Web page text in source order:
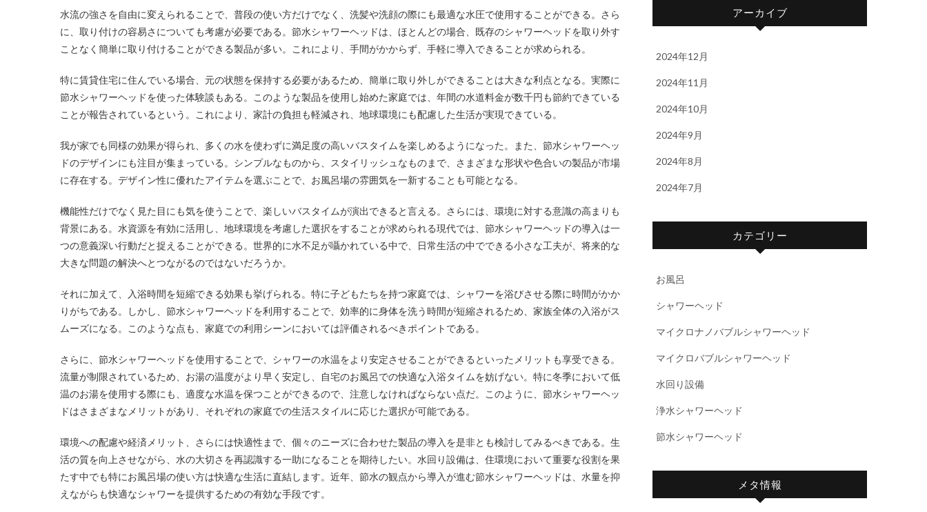
水流の強さを自由に変えられることで、普段の使い方だけでなく、洗髪や洗顔の際にも最適な水圧で使用することができる。さら
に、取り付けの容易さについても考慮が必要である。節水シャワーヘッドは、ほとんどの場合、既存のシャワーヘッドを取り外す
ことなく簡単に取り付けることができる製品が多い。これにより、手間がかからず、手軽に導入できることが求められる。
特に賃貸住宅に住んでいる場合、元の状態を保持する必要があるため、簡単に取り外しができることは大きな利点となる。実際に
節水シャワーヘッドを使った体験談もある。このような製品を使用し始めた家庭では、年間の水道料金が数千円も節約できている
ことが報告されているという。これにより、家計の負担も軽減され、地球環境にも配慮した生活が実現できている。
我が家でも同様の効果が得られ、多くの水を使わずに満足度の高いバスタイムを楽しめるようになった。また、節水シャワーヘッ
ドのデザインにも注目が集まっている。シンプルなものから、スタイリッシュなものまで、さまざまな形状や色合いの製品が市場
に存在する。デザイン性に優れたアイテムを選ぶことで、お風呂場の雰囲気を一新することも可能となる。
機能性だけでなく見た目にも気を使うことで、楽しいバスタイムが演出できると言える。さらには、環境に対する意識の高まりも
背景にある。水資源を有効に活用し、地球環境を考慮した選択をすることが求められる現代では、節水シャワーヘッドの導入は一
つの意義深い行動だと捉えることができる。世界的に水不足が囁かれている中で、日常生活の中でできる小さな工夫が、将来的な
大きな問題の解決へとつながるのではないだろうか。
それに加えて、入浴時間を短縮できる効果も挙げられる。特に子どもたちを持つ家庭では、シャワーを浴びさせる際に時間がかか
りがちである。しかし、節水シャワーヘッドを利用することで、効率的に身体を洗う時間が短縮されるため、家族全体の入浴がス
ムーズになる。このような点も、家庭での利用シーンにおいては評価されるべきポイントである。
さらに、節水シャワーヘッドを使用することで、シャワーの水温をより安定させることができるといったメリットも享受できる。
流量が制限されているため、お湯の温度がより早く安定し、自宅のお風呂での快適な入浴タイムを妨げない。特に冬季において低
温のお湯を使用する際にも、適度な水温を保つことができるので、注意しなければならない点だ。このように、節水シャワーヘッ
ドはさまざまなメリットがあり、それぞれの家庭での生活スタイルに応じた選択が可能である。
環境への配慮や経済メリット、さらには快適性まで、個々のニーズに合わせた製品の導入を是非とも検討してみるべきである。生
活の質を向上させながら、水の大切さを再認識する一助になることを期待したい。水回り設備は、住環境において重要な役割を果
たす中でも特にお風呂場の使い方は快適な生活に直結します。近年、節水の観点から導入が進む節水シャワーヘッドは、水量を抑
えながらも快適なシャワーを提供するための有効な手段です。
アーカイブ
2024年12月
2024年11月
2024年10月
2024年9月
2024年8月
2024年7月
カテゴリー
お風呂
シャワーヘッド
マイクロナノバブルシャワーヘッド
マイクロバブルシャワーヘッド
水回り設備
浄水シャワーヘッド
節水シャワーヘッド
メタ情報